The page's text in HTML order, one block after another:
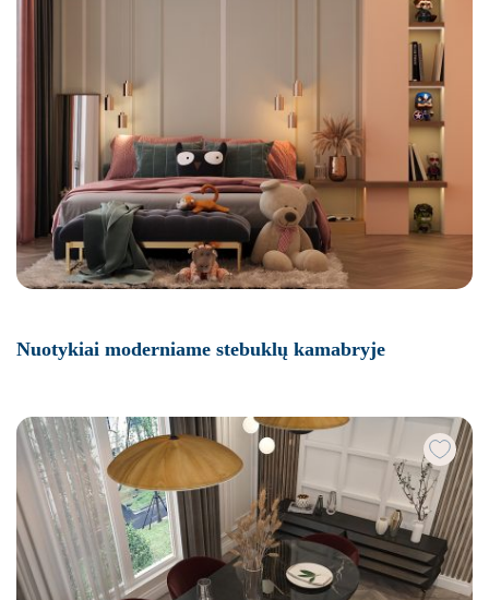
Nuotykiai moderniame stebuklų kamabryje